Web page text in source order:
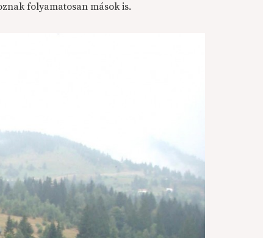
folyamatosan mások is.